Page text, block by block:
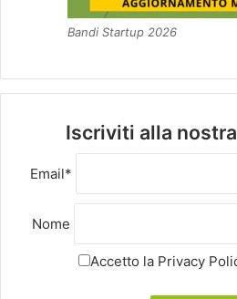
Bandi Startup 2026
Iscriviti alla
Email*
Nome
Accetto la Privacy